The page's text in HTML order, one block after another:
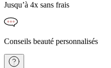
Jusqu’à 4x sans frais
Conseils beauté personnalisés